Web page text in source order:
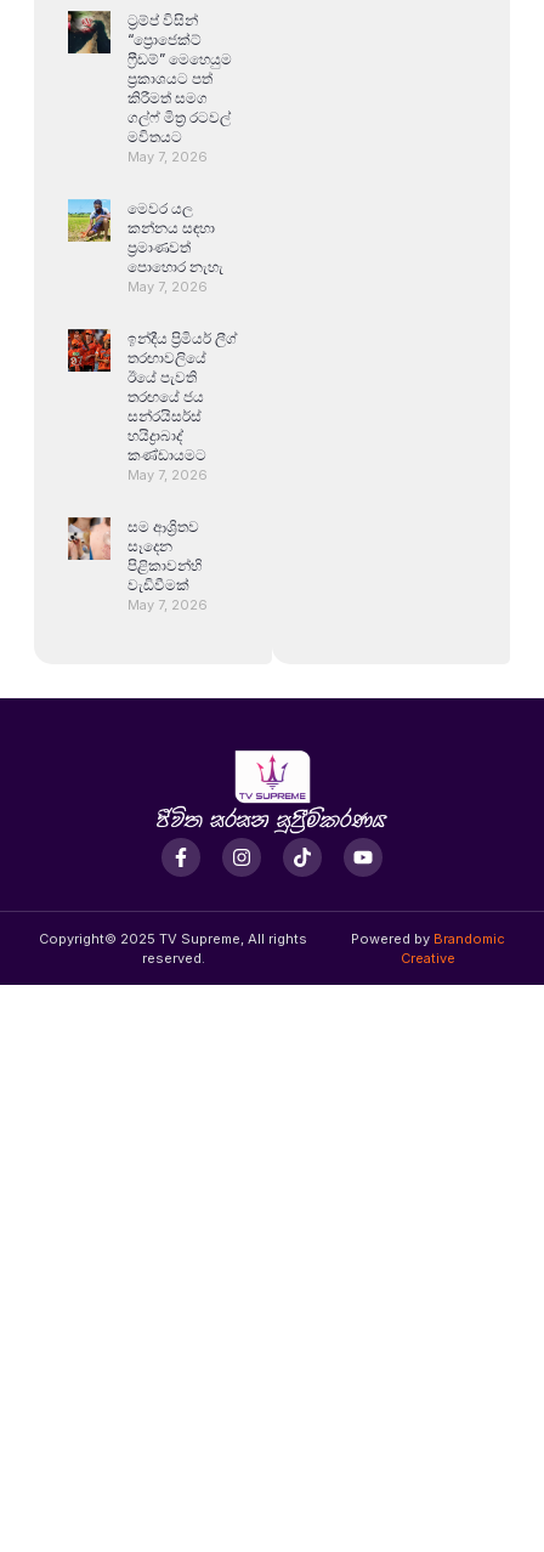
ට්‍රම්ප් විසින්
“ප්‍රොජෙක්ට්
ෆ්‍රීඩම්” මෙහෙයුම
ප්‍රකාශයට පත්
කිරීමත් සමග
ගල්ෆ් මිත්‍ර රටවල්
මවිතයට
May 7, 2026
මෙවර යල
කන්නය සඳහා
ප්‍රමාණවත්
පොහොර නැහැ
May 7, 2026
ඉන්දීය ප්‍රිමියර් ලීග්
තරඟාවලියේ
ඊයේ පැවති
තරඟයේ ජය
සන්රයිසර්ස්
හයිද්‍රාබාද්
කණ්ඩායමට
May 7, 2026
සම ආශ්‍රිතව
සෑදෙන
පිළිකාවන්හි
වැඩිවීමක්
May 7, 2026
Copyright© 2025 TV Supreme, All rights
reserved.
Powered by Brandomic
Creative